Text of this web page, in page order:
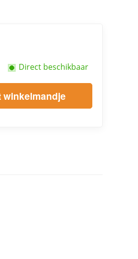
Direct beschikbaar
winkelmandje